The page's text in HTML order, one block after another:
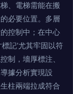
、電梯需能在搬
必要位置。多層
控制中；在中心
記’尤其牢固以符
制，墻厚標注、
據分析實現設
柱兩端拉成符合